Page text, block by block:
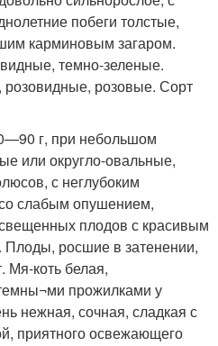
побеги толстые,
карминовым загаром.
темно-зеленые.
розовидные, розовые. Сорт
г, при небольшом
или округло-овальные,
с неглубоким
слабым опушением,
плодов с красивым
росшие в затенении,
коть белая,
прожилками у
нежная, сочная, сладкая с
приятного освежающего